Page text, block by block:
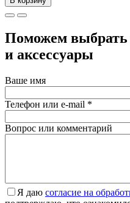
Поможем выбрать
и аксессуары
Ваше имя
Телефон или e-mail *
Вопрос или комментарий
Я даю согласие на